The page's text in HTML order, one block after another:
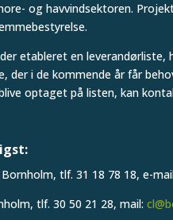
og havvindsektoren.
etableret en leverandørliste,
der i de kommende år får
optaget på listen, kan
tlf. 31 18 78 18, e-
tlf. 30 50 21 28, mail: